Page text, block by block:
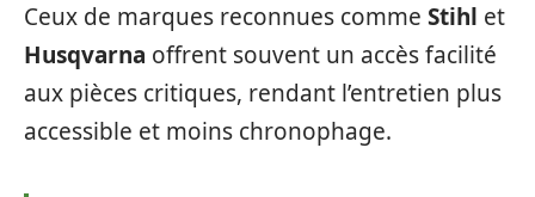
Ceux de marques reconnues comme Stihl et
Husqvarna offrent souvent un accès facilité
aux pièces critiques, rendant l’entretien plus
accessible et moins chronophage.